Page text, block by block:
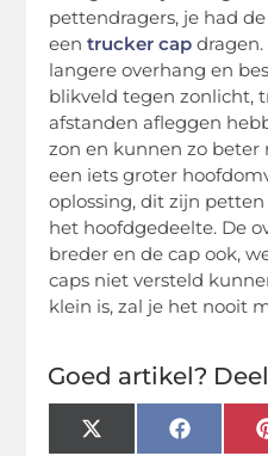
pettendragers, je had
eentrucker cap
langere overhang en
blikveld tegen zonlicht,
afstanden afleggen
zon en kunnen zo beter
een iets groter
oplossing, dit zijn
het hoofdgedeelte. De
breder en de cap ook,
caps niet versteld
klein is, zal je het nooit
Goed artikel?
X